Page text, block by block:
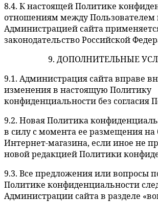
8.4. К настоящей Политике
отношениям между Пользователем
Администрацией сайта
законодательство Российской
9. ДОПОЛНИТЕЛЬНЫЕ
9.1. Администрация сайта вправе
изменения в настоящую Политику
конфиденциальности без согласия
9.2. Новая Политика
в силу с момента ее размещения на
Интернет-магазина, если иное не
новой редакцией Политики
9.3. Все предложения или вопросы
Политике конфиденциальности
Администрации сайта в разделе